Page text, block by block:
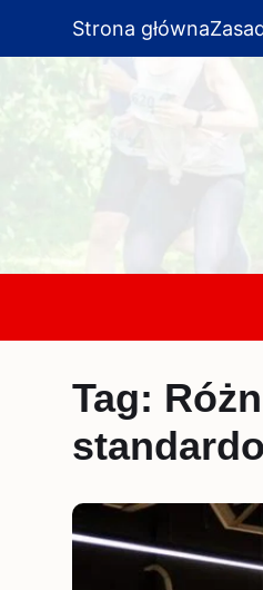
Strona główna
Tag: